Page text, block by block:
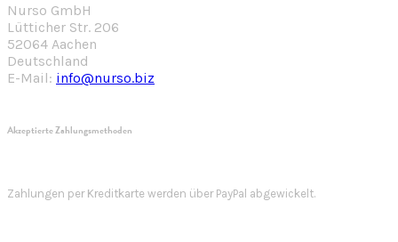
Nurso GmbH
Lütticher Str. 206
52064 Aachen
Deutschland
E-Mail: info@nurso.biz
Akzeptierte Zahlungsmethoden
Zahlungen per Kreditkarte werden über PayPal abgewickelt.